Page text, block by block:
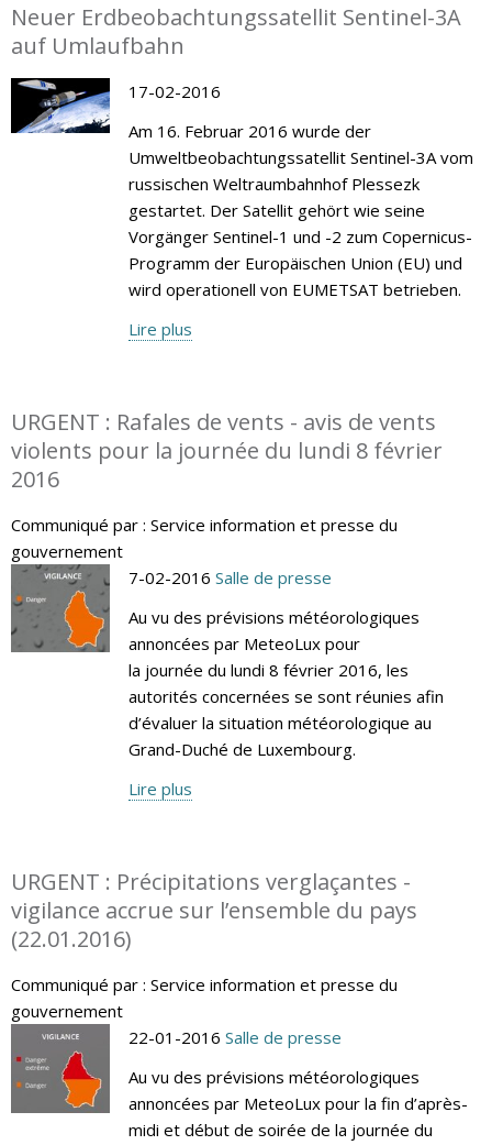
Neuer Erdbeobachtungssatellit Sentinel-3A
auf Umlaufbahn
17-02-2016
Am 16. Februar 2016 wurde der
Umweltbeobachtungssatellit Sentinel-3A vom
russischen Weltraumbahnhof Plessezk
gestartet. Der Satellit gehört wie seine
Vorgänger Sentinel-1 und -2 zum Copernicus-
Programm der Europäischen Union (EU) und
wird operationell von EUMETSAT betrieben.
Lire plus
URGENT : Rafales de vents - avis de vents
violents pour la journée du lundi 8 février
2016
Communiqué par : Service information et presse du
gouvernement
7-02-2016 Salle de presse
Au vu des prévisions météorologiques
annoncées par MeteoLux pour
la journée du lundi 8 février 2016, les
autorités concernées se sont réunies afin
d’évaluer la situation météorologique au
Grand-Duché de Luxembourg.
Lire plus
URGENT : Précipitations verglaçantes -
vigilance accrue sur l’ensemble du pays
(22.01.2016)
Communiqué par : Service information et presse du
gouvernement
22-01-2016 Salle de presse
Au vu des prévisions météorologiques
annoncées par MeteoLux pour la fin d’après-
midi et début de soirée de la journée du